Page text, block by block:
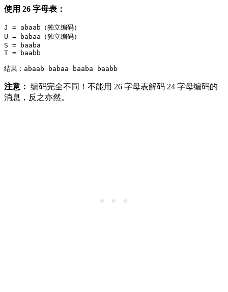
使用 26 字母表：
J = abaab（独立编码）
U = babaa（独立编码）
S = baaba
T = baabb
注意： 编码完全不同！不能用 26 字母表解码 24 字母编码的
消息，反之亦然。